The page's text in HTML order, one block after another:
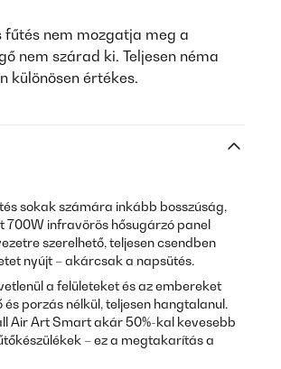
fűtés nem mozgatja meg a
nem szárad ki. Teljesen néma
különösen értékes.
sokak számára inkább bosszúság,
700W infravörös hősugárzó panel
szerelhető, teljesen csendben
nyújt – akárcsak a napsütés.
a felületeket és az embereket
porzás nélkül, teljesen hangtalanul.
Air Art Smart akár 50%-kal kevesebb
– ez a megtakarítás a